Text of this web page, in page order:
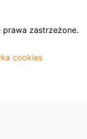
zastrzeżone.
cookies